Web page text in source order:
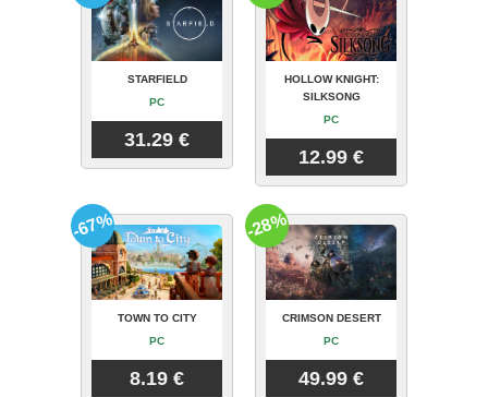
STARFIELD
PC
31.29 €
HOLLOW KNIGHT:
SILKSONG
PC
12.99 €
TOWN TO CITY
PC
8.19 €
-67%
CRIMSON DESERT
PC
49.99 €
-28%